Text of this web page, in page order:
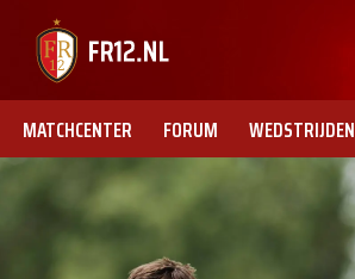
MATCHCENTER FORUM WEDSTRIJDEN